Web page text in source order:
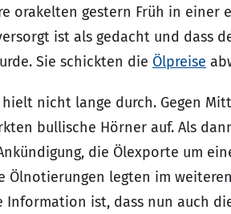
orakelten gestern Früh in einer
ist als gedacht und dass
Sie schickten die Ölpreise
hielt nicht lange durch. Gegen
bullische Hörner auf. Als
die Ölexporte um
Ölnotierungen legten im
Information ist, dass nun auch